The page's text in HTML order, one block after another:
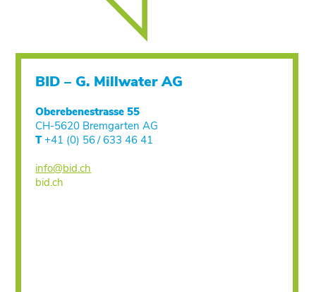
BID – G. Millwater AG
Oberebenestrasse 55
CH-5620 Bremgarten AG
T+41 (0) 56 / 633 46 41
info@bid.ch
bid.ch